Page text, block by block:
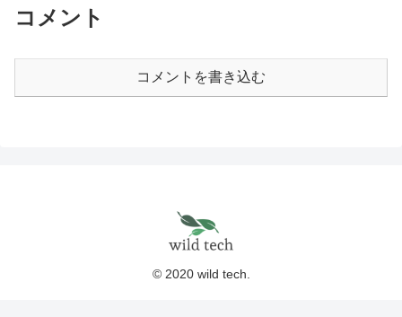
コメント
コメントを書き込む
© 2020 wild tech.